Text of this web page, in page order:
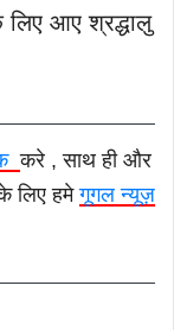
लिए आए श्रद्धालु
करे , साथ ही और
लिए हमेगूगल न्यूज़